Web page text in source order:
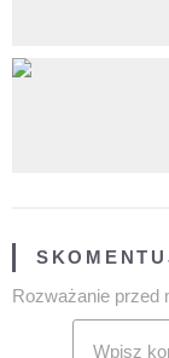
Rozważanie przed